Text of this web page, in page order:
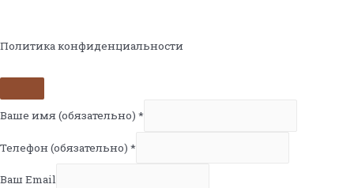
Политика конфиденциальности
Ваше имя (обязательно) *
Телефон (обязательно) *
Ваш Email